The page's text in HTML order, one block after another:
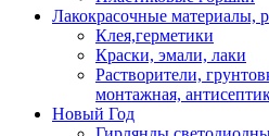
Лакокрасочные материалы,
Клея,герметики
Краски, эмали, лаки
Растворители,
монтажная,
Новый Год